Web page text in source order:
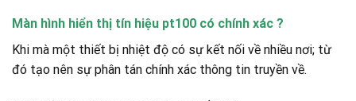
Màn hình hiển thị tín hiệu pt100 có chính xác ?
Khi mà một thiết bị nhiệt độ có sự kết nối về nhiều nơi; từ
đó tạo nên sự phân tán chính xác thông tin truyền về.